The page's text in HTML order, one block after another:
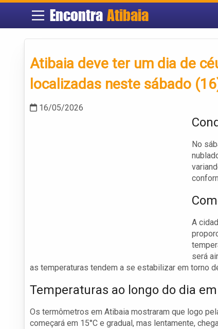
EncontraAtibaia
Atibaia deve ter um dia de
localizadas neste sábado
16/05/2026
No
A
será
as temperaturas tendem a se estabilizar em torno
Temperaturas ao longo do dia
Os termômetros em Atibaia mostraram que logo
começará em 15°C e gradual, mas lentamente,